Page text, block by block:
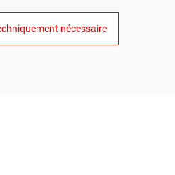
nécessaire